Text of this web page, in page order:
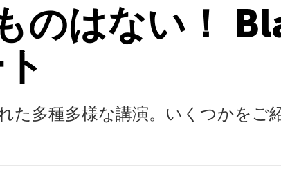
のはない！
た多種多様な講演。いくつかをご